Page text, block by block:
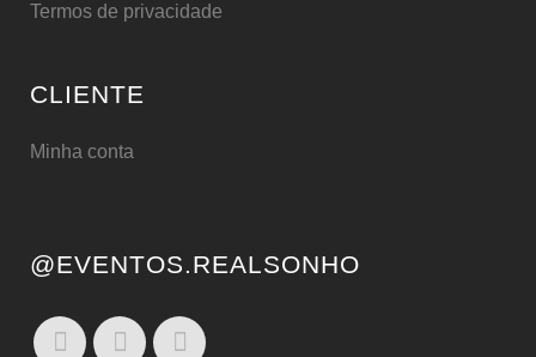
Termos de privacidade
CLIENTE
Minha conta
@EVENTOS.REALSONHO